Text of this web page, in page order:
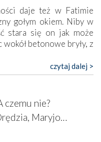
daje też w Fatimie
gołym okiem. Niby w
stara się on jak może
betonowe bryły, z
wspólnego z żywą,
szare bunkry albo
przypomina bardziej
o ustawionym
krzyżu, na którym
postać jakby
W kulturowym
czytaj dalej >
czemu nie?
Maryjo…